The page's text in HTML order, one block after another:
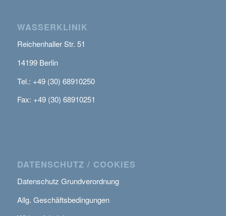
WASSERKLINIK
Reichenhaller Str. 51
14199 Berlin
Tel.: +49 (30) 68910250
Fax: +49 (30) 68910251
DATENSCHUTZ / COOKIES
Datenschutz Grundverordnung
Allg. Geschäftsbedingungen